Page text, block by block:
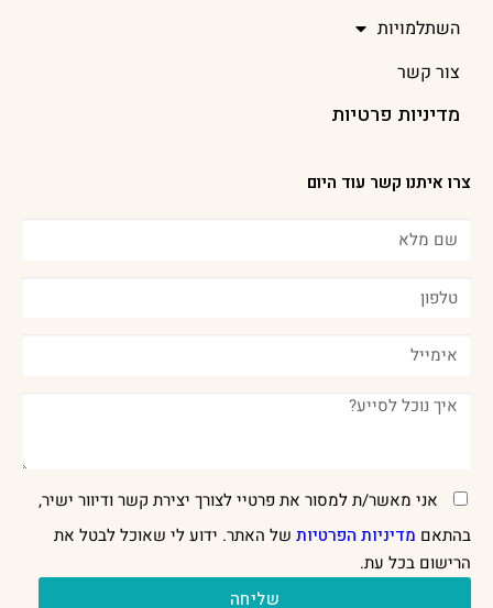
השתלמויות
צור קשר
מדיניות פרטיות
צרו איתנו קשר עוד היום
אני מאשר/ת למסור את פרטיי לצורך יצירת קשר ודיוור ישיר,
בהתאם מדיניות הפרטיות של האתר. ידוע לי שאוכל לבטל את
הרישום בכל עת.
שליחה